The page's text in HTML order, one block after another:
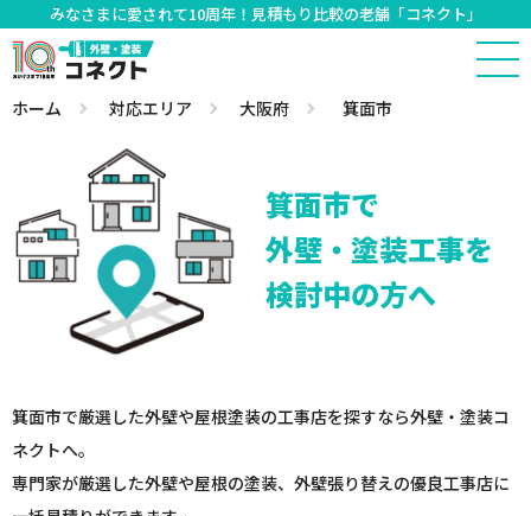
みなさまに愛されて10周年！見積もり比較の老舗「コネクト」
ホーム 対応エリア 大阪府 箕面市
箕面市で
外壁・塗装工事を
検討中の方へ
箕面市で厳選した外壁や屋根塗装の工事店を探すなら外壁・塗装コ
ネクトへ。
専門家が厳選した外壁や屋根の塗装、外壁張り替えの優良工事店に